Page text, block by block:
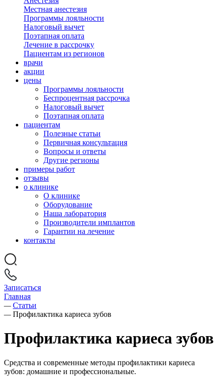
Местная анестезия
Программы лояльности
Налоговый вычет
Поэтапная оплата
Лечение в рассрочку
Пациентам из регионов
врачи
акции
цены
Программы лояльности
Беспроцентная рассрочка
Налоговый вычет
Поэтапная оплата
пациентам
Полезные статьи
Первичная консультация
Вопросы и ответы
Другие регионы
примеры работ
отзывы
о клинике
О клинике
Оборудование
Наша лаборатория
Производители имплантов
Гарантии на лечение
контакты
Записаться
Главная
— Статьи
— Профилактика кариеса зубов
Профилактика кариеса зубов
Средства и современные методы профилактики кариеса
зубов: домашние и профессиональные.